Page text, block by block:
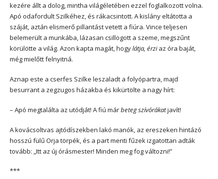
kezére állt a dolog, mintha világéletében ezzel foglalkozott volna.
Apó odafordult Szilkéhez, és rákacsintott. A kislány eltátotta a
száját, aztán elismerő pillantást vetett a fiúra. Vince teljesen
belemerült a munkába, lázasan csillogott a szeme, megszűnt
körülötte a világ. Azon kapta magát, hogylátja, érziaz óra baját,
még mielőtt felnyitná.
Aznap este a cserfes Szilke leszaladt a folyópartra, majd
besurrant a zegzugos házakba és kikürtölte a nagy hírt:
– Apó megtalálta az utódját! A fiú márbeteg szívórákatjavít!
A kovácsoltvas ajtódíszekben lakó manók, az ereszeken hintázó
hosszú fülű Orja törpék, és a part menti fűzek izgatottan adták
tovább: „Itt az új órásmester! Minden meg fog változni!”
***